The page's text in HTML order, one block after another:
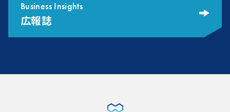
Business Insights
広報誌